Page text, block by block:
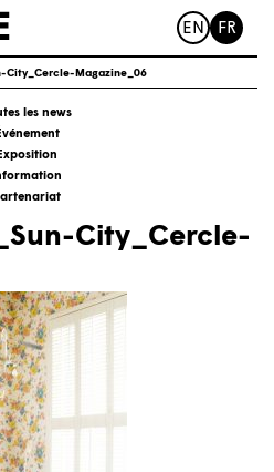
EN FR
City_Cercle-Magazine_06
les news
City_Cercle-